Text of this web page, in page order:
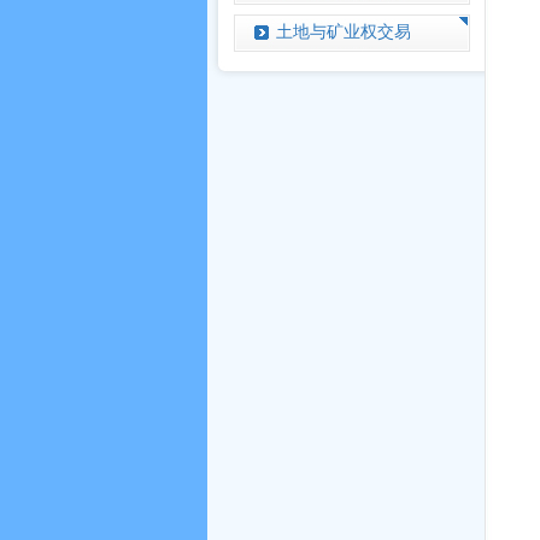
土地与矿业权交易